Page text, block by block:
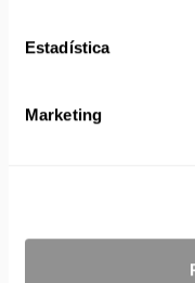
Estadística
Marketing
Reanudamos envíos
Si adquieres
pedido se envía
IMPORTANTE
partir de septiembre.